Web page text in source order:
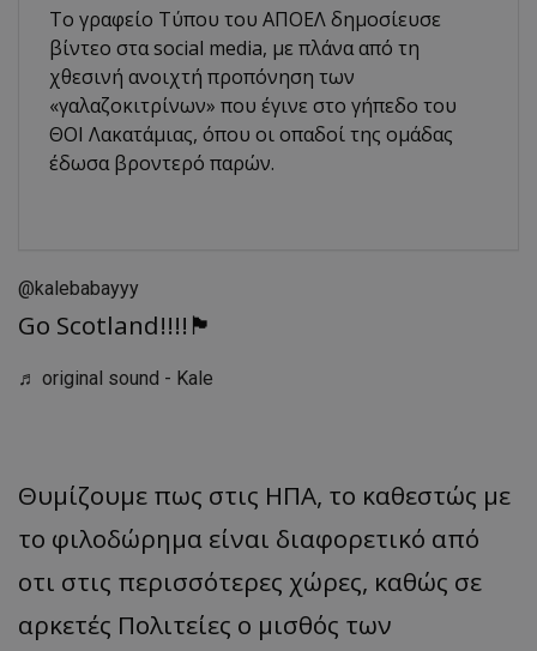
Το γραφείο Τύπου του ΑΠΟΕΛ δημοσίευσε
βίντεο στα social media, με πλάνα από τη
χθεσινή ανοιχτή προπόνηση των
«γαλαζοκιτρίνων» που έγινε στο γήπεδο του
ΘΟΙ Λακατάμιας, όπου οι οπαδοί της ομάδας
έδωσα βροντερό παρών.
@kalebabayyy
Go Scotland!!!!🏴󠁧󠁢󠁳󠁣󠁴󠁿
♬ original sound - Kale
Θυμίζουμε πως στις ΗΠΑ, το καθεστώς με
το φιλοδώρημα είναι διαφορετικό από
οτι στις περισσότερες χώρες, καθώς σε
αρκετές Πολιτείες ο μισθός των